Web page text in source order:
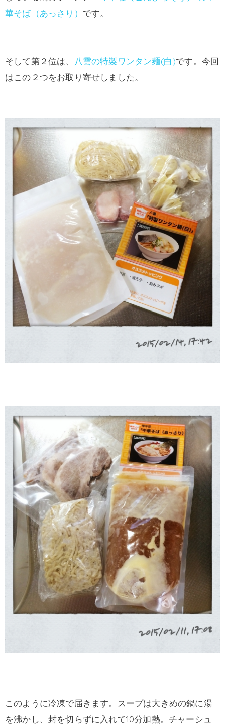
華そば（あっさり） です。
そして第２位は、 八雲の特製ワンタン麺(白)です。今回
はこの２つをお取り寄せしました。
このように冷凍で届きます。スープは大きめの鍋に湯
を沸かし、封を切らずに入れて10分加熱。チャーシュ